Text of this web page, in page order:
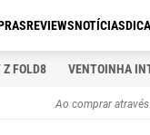
REVIEWSNOTÍCIAS
FOLD8 VENTOINHA
Ao comprar